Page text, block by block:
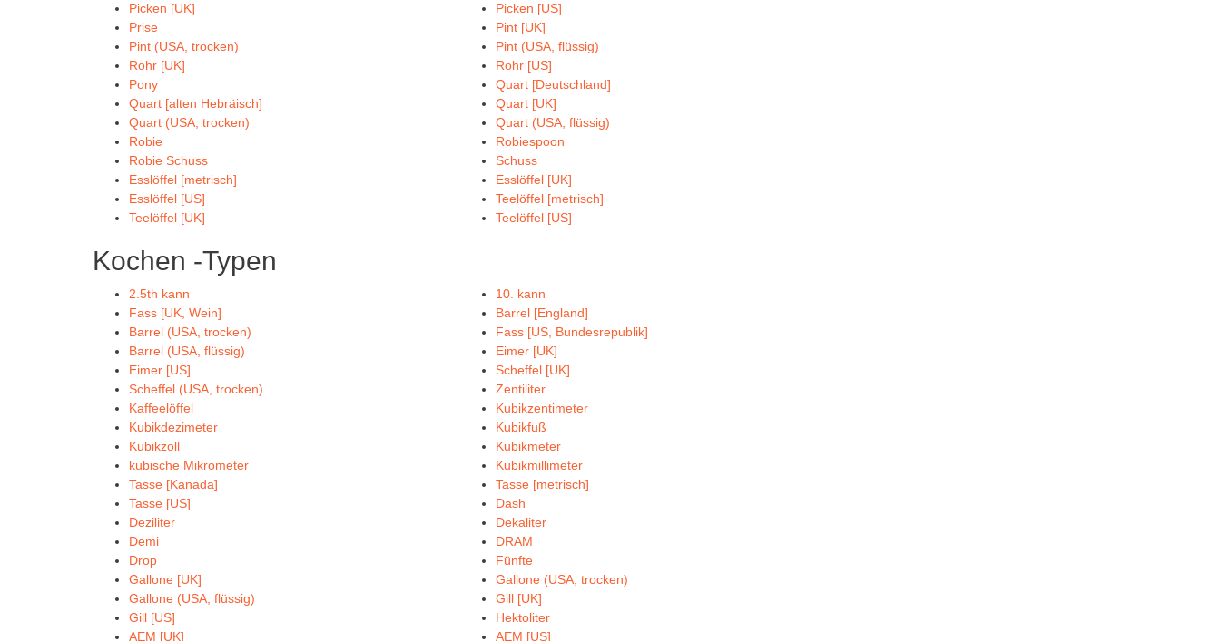
Picken [UK]
Picken [US]
Prise
Pint [UK]
Pint (USA, trocken)
Pint (USA, flüssig)
Rohr [UK]
Rohr [US]
Pony
Quart [Deutschland]
Quart [alten Hebräisch]
Quart [UK]
Quart (USA, trocken)
Quart (USA, flüssig)
Robie
Robiespoon
Robie Schuss
Schuss
Esslöffel [metrisch]
Esslöffel [UK]
Esslöffel [US]
Teelöffel [metrisch]
Teelöffel [UK]
Teelöffel [US]
Kochen -Typen
2.5th kann
10. kann
Fass [UK, Wein]
Barrel [England]
Barrel (USA, trocken)
Fass [US, Bundesrepublik]
Barrel (USA, flüssig)
Eimer [UK]
Eimer [US]
Scheffel [UK]
Scheffel (USA, trocken)
Zentiliter
Kaffeelöffel
Kubikzentimeter
Kubikdezimeter
Kubikfuß
Kubikzoll
Kubikmeter
kubische Mikrometer
Kubikmillimeter
Tasse [Kanada]
Tasse [metrisch]
Tasse [US]
Dash
Deziliter
Dekaliter
Demi
DRAM
Drop
Fünfte
Gallone [UK]
Gallone (USA, trocken)
Gallone (USA, flüssig)
Gill [UK]
Gill [US]
Hektoliter
AEM [UK]
AEM [US]